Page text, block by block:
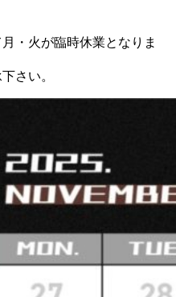
・火が臨時休業となりま
さい。